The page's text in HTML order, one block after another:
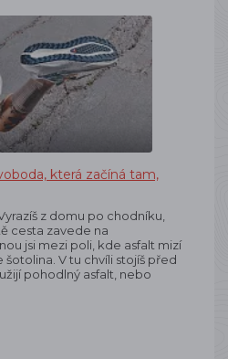
která začíná tam,
z domu po chodníku,
cesta zavede na
jsi mezi poli, kde asfalt mizí
V tu chvíli stojíš před
pohodlný asfalt, nebo